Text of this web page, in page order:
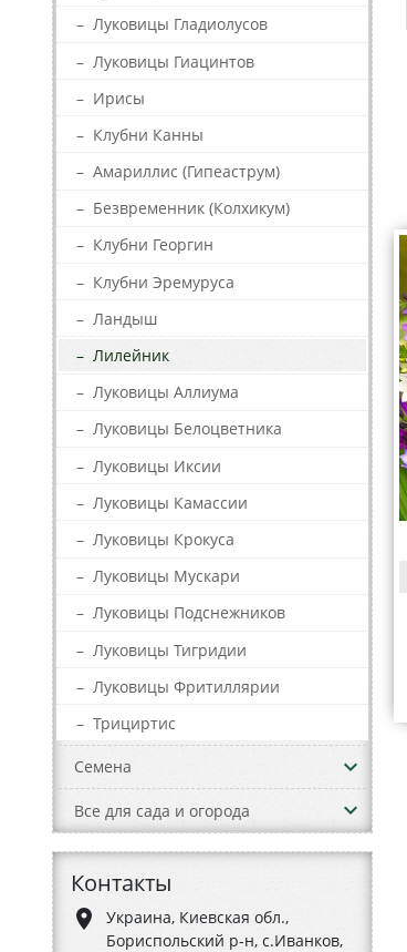
– Луковицы Гладиолусов
– Луковицы Гиацинтов
– Ирисы
– Клубни Канны
– Амариллис (Гипеаструм)
– Безвременник (Колхикум)
– Клубни Георгин
– Клубни Эремуруса
– Ландыш
– Лилейник
– Луковицы Аллиума
– Луковицы Белоцветника
– Луковицы Иксии
– Луковицы Камассии
– Луковицы Крокуса
– Луковицы Мускари
– Луковицы Подснежников
– Луковицы Тигридии
– Луковицы Фритиллярии
– Трициртис
Семена keyboard_arrow_down
Все для сада и огорода keyboard_arrow_down
Контакты
place
Украина, Киевская обл.,
Бориспольский р-н, с.Иванков,